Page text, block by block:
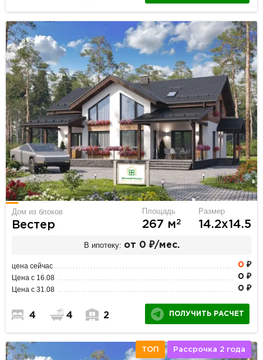
Дом из блоков
Вестер
Площадь
267 м2
Размер
14.2х14.5
В ипотеку: от 0 ₽/мес.
цена сейчас 0 ₽
Цена с 16.08 0 ₽
Цена с 31.08 0 ₽
4 4 2 ПОЛУЧИТЬ РАСЧЕТ
ТОП Рассрочка 2 года